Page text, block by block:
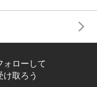
ォローして
け取ろう